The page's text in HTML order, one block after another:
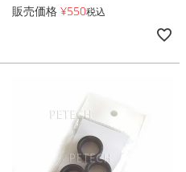
販売価格 ¥550税込